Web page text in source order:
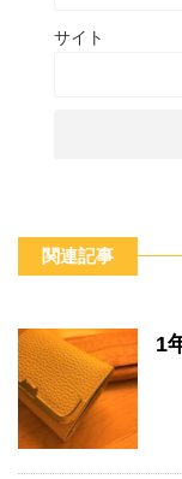
サイト
関連記事
1